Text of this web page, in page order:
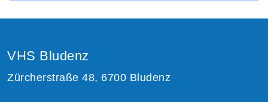
VHS Bludenz
Zürcherstraße 48, 6700 Bludenz